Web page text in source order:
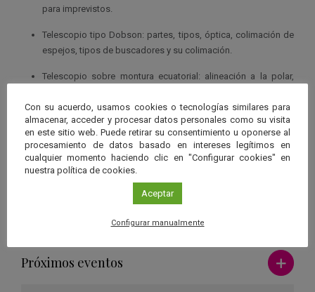
para imprevistos.
Telescopio tipo Dobson: partes, tipos, óptica, colimación de
espejos, tipos de buscadores y su colimación.
Telescopio sobre montura ecuatorial: alineación a la polar,
newton, colimación del buscador y alineación a 3 estrellas.
Práctica observacional del sol: seguridad y métodos.
Organiza
Aula de Astronomía de la Universidad de Almería
Próximos eventos Ver más
Con su acuerdo, usamos cookies o tecnologías similares para
almacenar, acceder y procesar datos personales como su visita
en este sitio web. Puede retirar su consentimiento u oponerse al
procesamiento de datos basado en intereses legítimos en
cualquier momento haciendo clic en "Configurar cookies" en
nuestra política de cookies.
Aceptar
Configurar manualmente